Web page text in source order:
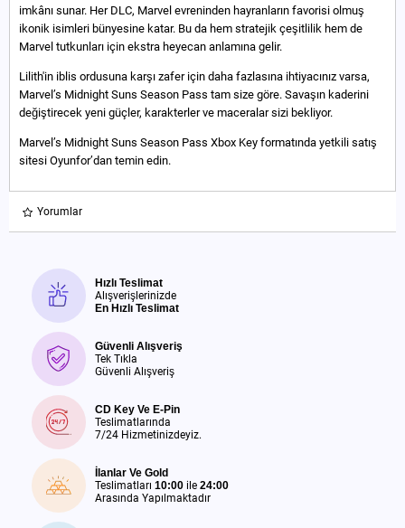
imkânı sunar. Her DLC, Marvel evreninden hayranların favorisi olmuş
ikonik isimleri bünyesine katar. Bu da hem stratejik çeşitlilik hem de
Marvel tutkunları için ekstra heyecan anlamına gelir.
Lilith'in iblis ordusuna karşı zafer için daha fazlasına ihtiyacınız varsa,
Marvel’s Midnight Suns Season Pass tam size göre. Savaşın kaderini
değiştirecek yeni güçler, karakterler ve maceralar sizi bekliyor.
Marvel’s Midnight Suns Season Pass Xbox Key formatında yetkili satış
sitesi Oyunfor’dan temin edin.
Yorumlar
Hızlı Teslimat
Alışverişlerinizde
En Hızlı Teslimat
Güvenli Alışveriş
Tek Tıkla
Güvenli Alışveriş
CD Key Ve E-Pin
Teslimatlarında
7/24 Hizmetinizdeyiz.
İlanlar Ve Gold
Teslimatları 10:00 ile 24:00
Arasında Yapılmaktadır